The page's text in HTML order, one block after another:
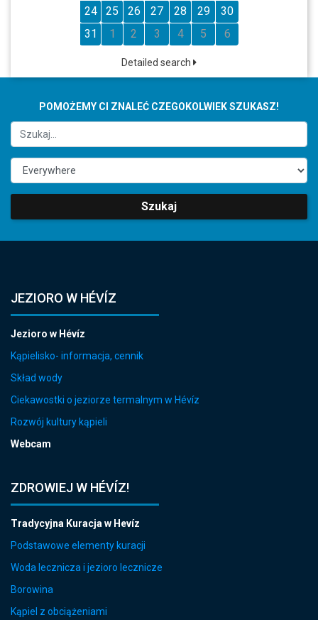
24
25 26 27 28 29
30
31
1 2 3 4 5 6
Detailed search
POMOŻEMY CI ZNALEĆ CZEGOKOLWIEK SZUKASZ!
Szukaj
JEZIORO W HÉVÍZ
Jezioro w Hévíz
Kąpielisko- informacja, cennik
Skład wody
Ciekawostki o jeziorze termalnym w Hévíz
Rozwój kultury kąpieli
Webcam
ZDROWIEJ W HÉVÍZ!
Tradycyjna Kuracja w Hevíz
Podstawowe elementy kuracji
Woda lecznicza i jezioro lecznicze
Borowina
Kąpiel z obciążeniami